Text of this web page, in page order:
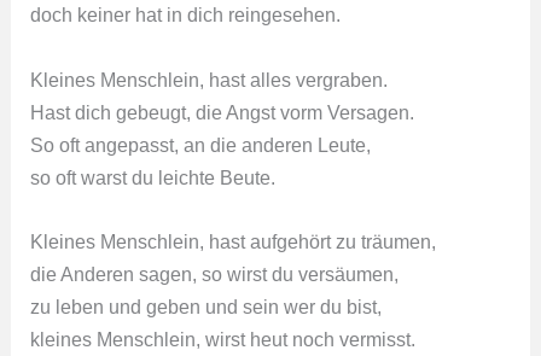
doch keiner hat in dich reingesehen.
Kleines Menschlein, hast alles vergraben.
Hast dich gebeugt, die Angst vorm Versagen.
So oft angepasst, an die anderen Leute,
so oft warst du leichte Beute.
Kleines Menschlein, hast aufgehört zu träumen,
die Anderen sagen, so wirst du versäumen,
zu leben und geben und sein wer du bist,
kleines Menschlein, wirst heut noch vermisst.